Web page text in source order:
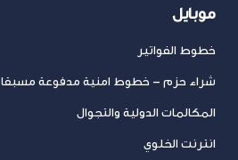
موبايل
خطوط الفواتير
شراء حزم – خطوط امنية مدفوعة مسبقا
المكالمات الدولية والتجوال
انترنت الخلوي